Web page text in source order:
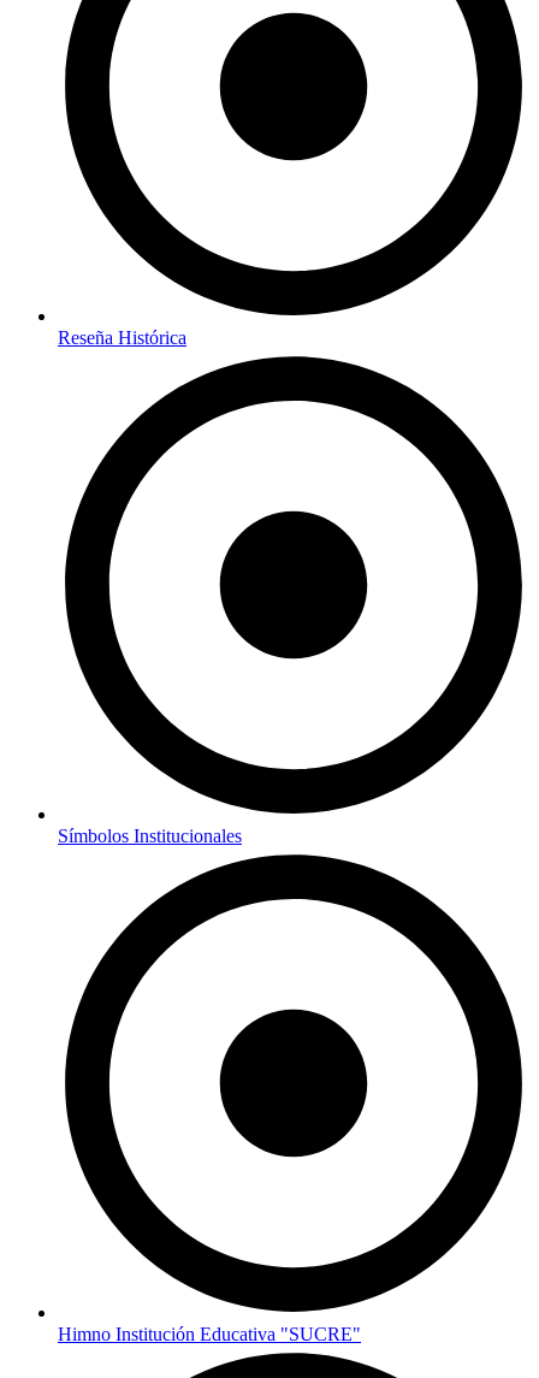
Reseña Histórica
Símbolos Institucionales
Himno Institución Educativa "SUCRE"